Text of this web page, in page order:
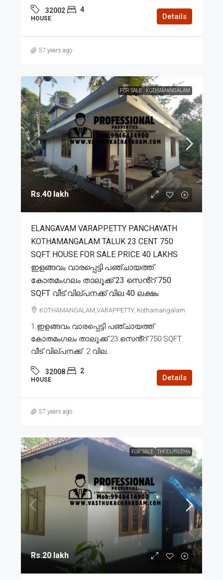
32002 4
HOUSE Details
57 years ago
FOR SALE KOTHAMANGALAM
Rs.40 lakh
ELANGAVAM VARAPPETTY PANCHAYATH
KOTHAMANGALAM TALUK 23 CENT 750
SQFT HOUSE FOR SALE PRICE 40 LAKHS
ഇളങ്ങവം വാരപ്പെട്ടി പഞ്ചായത്ത്
കോതമംഗലം താലൂക്ക് 23 സെൻ്റ് 750
SQFT വീട് വില്പനക്ക് വില 40 ലക്ഷം
KOTHAMANGALAM,VARAPPETTY, Kothamangalam
1.ഇളങ്ങവം വാരപ്പെട്ടി പഞ്ചായത്ത്
കോതമംഗലം താലൂക്ക് 23 സെൻ്റ് 750 SQFT
വീട് വില്പനക്ക്. 2.വില...
32008 2
HOUSE Details
57 years ago
FOR SALE THODUPUZHA
Rs.20 lakh